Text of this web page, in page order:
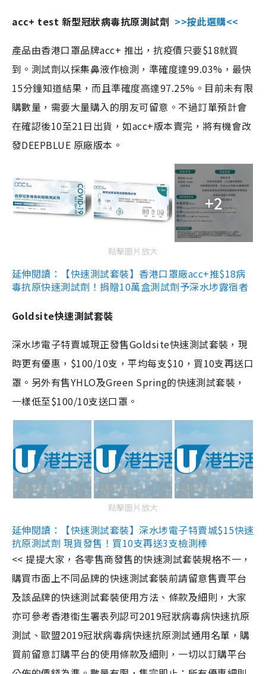
acc+ test 新型冠狀病毒抗原測試劑 >>按此選購<<
產品由香港口罩品牌acc+ 推出，抗疫價只要$18就買
到。測試劑以採集鼻液作檢測，準確度達99.03%，最快
15分鐘知道結果，而且準確度高達97.25%。目前未有限
購數量，需要大量購入的朋友可留意。不過訂單預計會
在確認後10至21日出貨，如acc+版本賣完，將有機會改
發DEEPBLUE 原廠版本。
+2
點擊圖片放大
延伸閱讀：【快速測試套裝】香港口罩廠acc+推$18病
毒抗原快速測試劑！捐贈10萬盒測試劑予深水埗露宿者
Goldsite快速測試套裝
深水埗電子特賣城現正發售Goldsite快速測試套裝，現
時更有優惠，$100/10支，平均每支$10，買10支再送口
罩。另外有售YHLO及Green Spring的快速測試套裝，
一樣低至$100/10支送口罩。
點擊圖片放大
延伸閱讀：【快速測試套裝】深水埗電子特賣城$15快速
抗原測試劑 現貨發售！買10支再送3支檢測棒
<< 提提大家，各零售商發售的快速測試套裝規格不一，
購買市面上不同品牌的快速測試套裝前請留意售賣平台
及該品牌的快速測試套裝使用方法、條款及細則，大家
亦可參考香港衞生署表列認可2019冠狀病毒病快速抗原
測試、歐盟2019冠狀病毒病快速抗原測試通用名單，購
買前留意訂購平台的使用條款及細則，一切以訂購平台